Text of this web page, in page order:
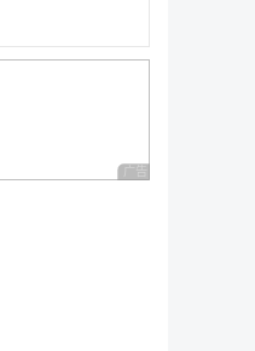
广告 商业广告，理性